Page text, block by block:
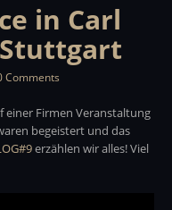
in Carl
Comments
einer Firmen Veranstaltung
begeistert und das
erzählen wir alles! Viel